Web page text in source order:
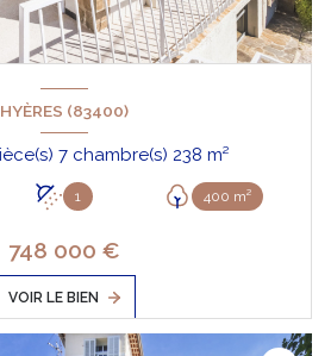
HYÈRES (83400)
Maison 10 pièce(s) 7 chambre(s) 238 m²
1 400 m²
748 000 €
VOIR LE BIEN